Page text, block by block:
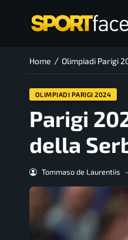
Home / Olimpiadi Parigi
OLIMPIADI PARIGI 2024
Parigi
della
Tommaso de Laurentiis -